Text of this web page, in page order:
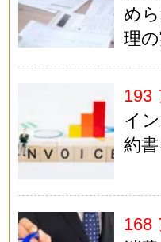
め
理
193
イ
約
168